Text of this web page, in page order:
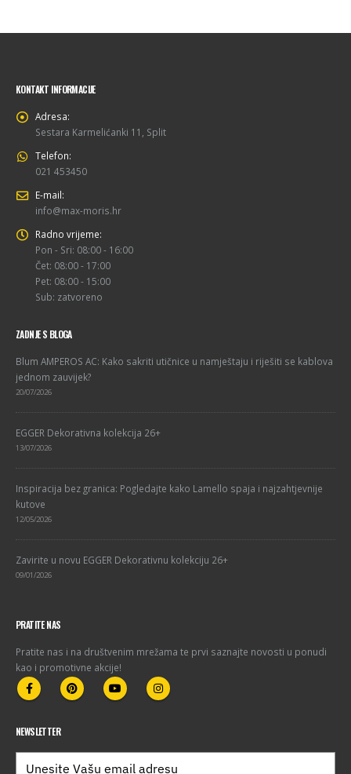
KONTAKT INFORMACIJE
Adresa:
Sestara Karmelićanki 11, Split
Telefon:
021 453450
E-mail:
info@max-moris.hr
Radno vrijeme:
Pon - Sri: 08:00 - 16:00
Čet: 08:00 - 17:00
Pet: 08:00 - 15:00
Sub: zatvoreno
ZADNJE S BLOGA
Blum AMPEROS AC: Kako sakriti utičnice u namještaju i riješiti se kablova
jednom zauvijek?
20/07/2026
EGGER Dekorativna kolekcija 26+
13/07/2026
Inspiracija bez granica: Pogledajte kako Lamello spaja i najzahtjevnije
kutove
12/05/2026
Zavirite u novu EGGER Dekorativnu kolekciju 26+
09/01/2026
PRATITE NAS
Pratite nas i na društvenim mrežama te prvi saznajte novosti u ponudi
kao i promotivne akcije!
NEWSLETTER